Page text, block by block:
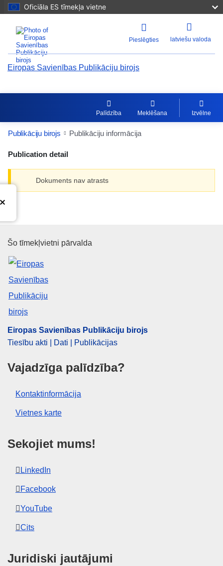
Oficiāla ES tīmekļa vietne
Pieslēgties latviešu valoda
Eiropas Savienības Publikāciju birojs
Palīdzība Meklēšana Izvēlne
Publikāciju birojs Publikāciju informācija
Publication detail
Dokuments nav atrasts
Eiropas Savienības Publikāciju
Šo tīmekļvietni pārvalda
Eiropas Savienības Publikāciju birojs
Tiesību akti | Dati | Publikācijas
Vajadzīga palīdzība?
Kontaktinformācija
Vietnes karte
Sekojiet mums!
LinkedIn
Facebook
YouTube
Cits
Juridiski jautājumi